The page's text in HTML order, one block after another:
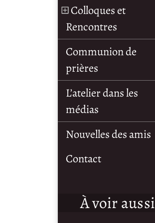
Colloques et
Rencontres
Communion de
prières
L’atelier dans les
médias
Nouvelles des amis
Contact
À voir aussi